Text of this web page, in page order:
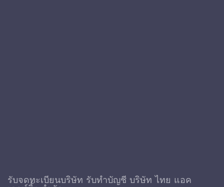
รับจดทะเบียนบริษัท รับทําบัญชี บริษัท ไทย แอค